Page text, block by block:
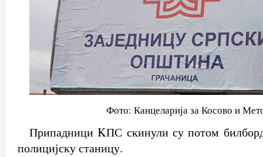
Фото: Канцеларија за Косово и
Припадници KПС скинули су потом
полицијску станицу.